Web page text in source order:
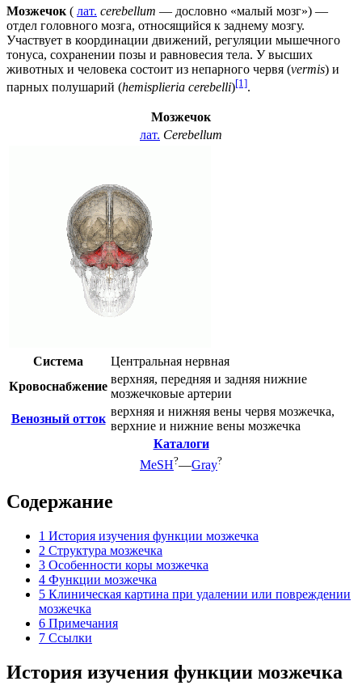
Мозжечок ( лат. cerebellum — дословно «малый мозг») —
отдел головного мозга, относящийся к заднему мозгу.
Участвует в координации движений, регуляции мышечного
тонуса, сохранении позы и равновесия тела. У высших
животных и человека состоит из непарного червя (vermis) и
парных полушарий (hemisplieria cerebelli)[1].
Мозжечок
лат. Cerebellum
Система
Центральная нервная
Кровоснабжение
верхняя, передняя и задняя нижние
мозжечковые артерии
Венозный отток
верхняя и нижняя вены червя мозжечка,
верхние и нижние вены мозжечка
Каталоги
MeSH?—Gray?
Содержание
1 История изучения функции мозжечка
2 Структура мозжечка
3 Особенности коры мозжечка
4 Функции мозжечка
5 Клиническая картина при удалении или повреждении
мозжечка
6 Примечания
7 Ссылки
История изучения функции мозжечка